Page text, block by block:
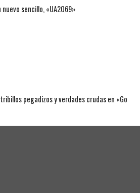
sencillo, «UA2069»
pegadizos y verdades crudas en «Go